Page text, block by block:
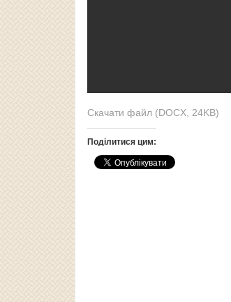
Скачати файл (DOCX, 24KB)
Поділитися цим: